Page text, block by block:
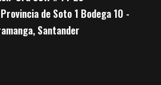
de Soto 1 Bodega 10 -
Santander